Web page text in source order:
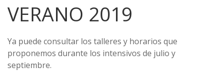
VERANO 2019
Ya puede consultar los talleres y horarios que
proponemos durante los intensivos de julio y
septiembre.